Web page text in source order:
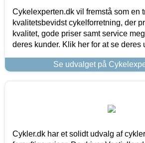
Cykelexperten.dk vil fremstå som en
kvalitetsbevidst cykelforretning, der
kvalitet, gode priser samt service
deres kunder. Klik her for at se deres
Se udvalget på
Cykler.dk har et solidt udvalg af